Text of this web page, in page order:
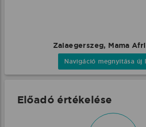
Zalaegerszeg, Mama
Navigáció megnyitása új
Előadó értékelése